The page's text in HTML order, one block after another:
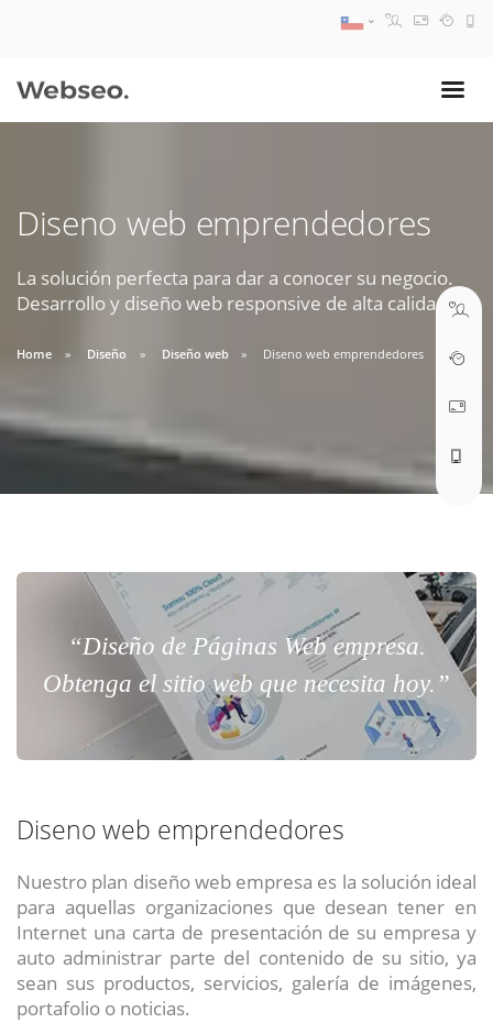
Diseno web emprendedores
La solución perfecta para dar a conocer su negocio.
Desarrollo y diseño web responsive de alta calidad.
Home Diseño Diseño web Diseno web emprendedores
“Diseño de Páginas Web empresa.
Obtenga el sitio web que necesita hoy.”
Diseno web emprendedores
Nuestro plan diseño web empresa es la solución ideal
para aquellas organizaciones que desean tener en
Internet una carta de presentación de su empresa y
auto administrar parte del contenido de su sitio, ya
sean sus productos, servicios, galería de imágenes,
portafolio o noticias.
09:30 AM A 18:30 PM
soporte@webseo.cl